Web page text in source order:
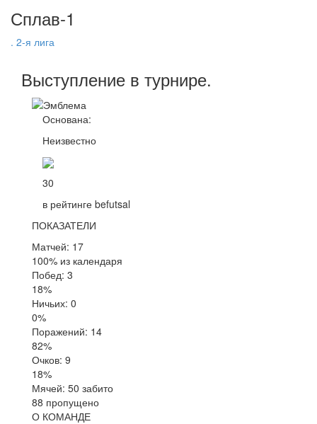
Сплав-1
. 2-я лига
Выступление в турнире.
Основана:
Неизвестно
30
в рейтинге befutsal
ПОКАЗАТЕЛИ
Матчей: 17
100% из календаря
Побед: 3
18%
Ничьих: 0
0%
Поражений: 14
82%
Очков: 9
18%
Мячей: 50 забито
88 пропущено
О КОМАНДЕ